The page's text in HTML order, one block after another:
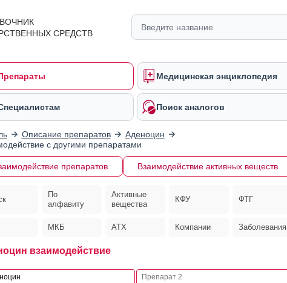
СРЕДСТВ
Медицинская энциклопедия
Поиск аналогов
Описание препаратов
Аденоцин
с другими препаратами
препаратов Взаимодействие активных веществ
По
алфавиту
Активные
вещества
КФУ ФТГ
МКБ АТХ Компании Заболевания
взаимодействие